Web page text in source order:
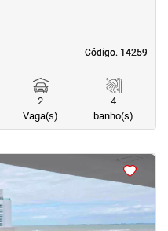
Código. 14259
Código. 14259
2
Vaga(s)
4
banho(s)